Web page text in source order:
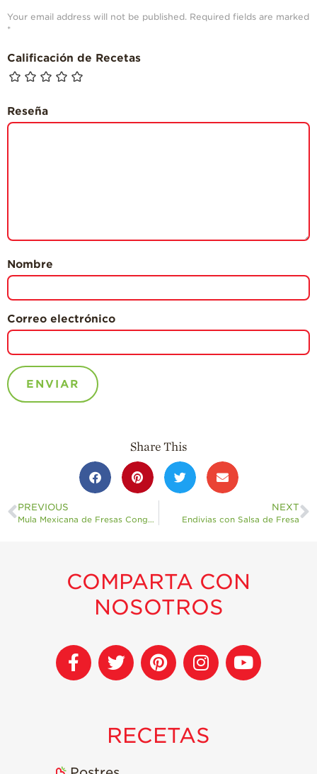
Your email address will not be published. Required fields are marked
*
Calificación de Recetas
Reseña
Nombre
Correo electrónico
Share This
PREVIOUS
Mula Mexicana de Fresas Congeladas
NEXT
Endivias con Salsa de Fresa
COMPARTA CON
NOSOTROS
RECETAS